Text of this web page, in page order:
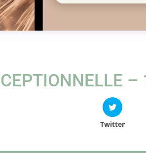
Twitter